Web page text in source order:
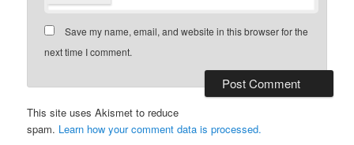
Save my name, email, and website in this browser for the
next time I comment.
This site uses Akismet to reduce
spam. Learn how your comment data is processed.